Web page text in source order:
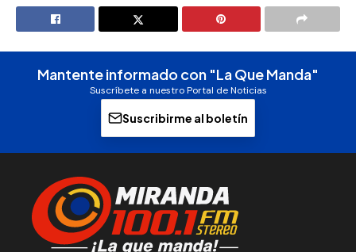
Mantente informado con "La Que Manda"
Suscríbete a nuestro Portal de Noticias
Suscribirme al boletín